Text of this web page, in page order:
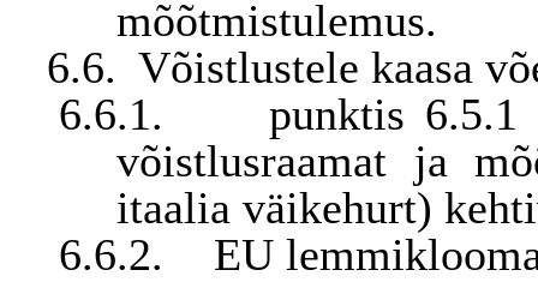
mõõtmistulemus.
6.6. Võistlustele kaasa
6.6.1.
punktis 6.5.1
võistlusraamat ja
itaalia väikehurt)
6.6.2.
EU